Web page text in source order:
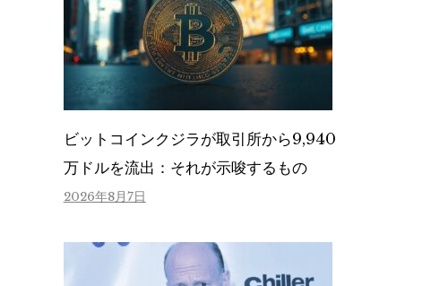
ビットコインクジラが取引所から9,940
万ドルを流出：それが示唆するもの
2026年8月7日